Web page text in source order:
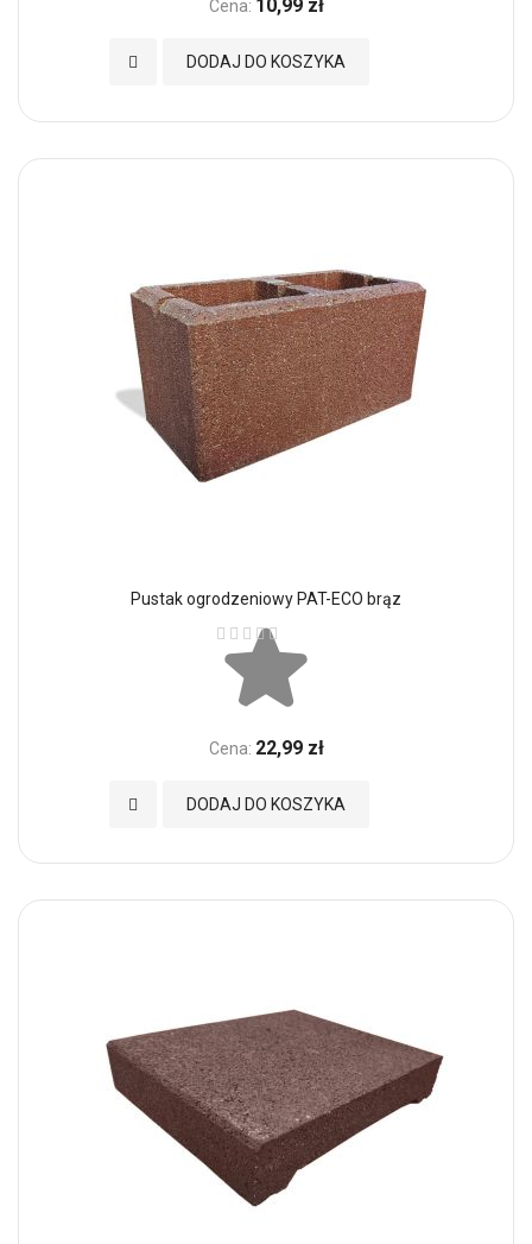
Cena: 10,99 zł
DODAJ DO KOSZYKA
Dodaj do Ulubionych
Pustak ogrodzeniowy PAT-ECO brąz
Ocena:
Cena: 22,99 zł
DODAJ DO KOSZYKA
Dodaj do Ulubionych